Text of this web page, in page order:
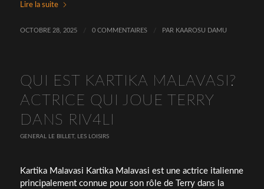
Lire la suite
OCTOBRE 28, 2025 / 0 COMMENTAIRES / PAR KAAROSU DAMU
QUI EST KARTIKA MALAVASI?
ACTRICE QUI JOUE TERRY
DANS RIV4LI
GENERAL LE BILLET, LES LOISIRS
Kartika Malavasi Kartika Malavasi est une actrice italienne
principalement connue pour son rôle de Terry dans la